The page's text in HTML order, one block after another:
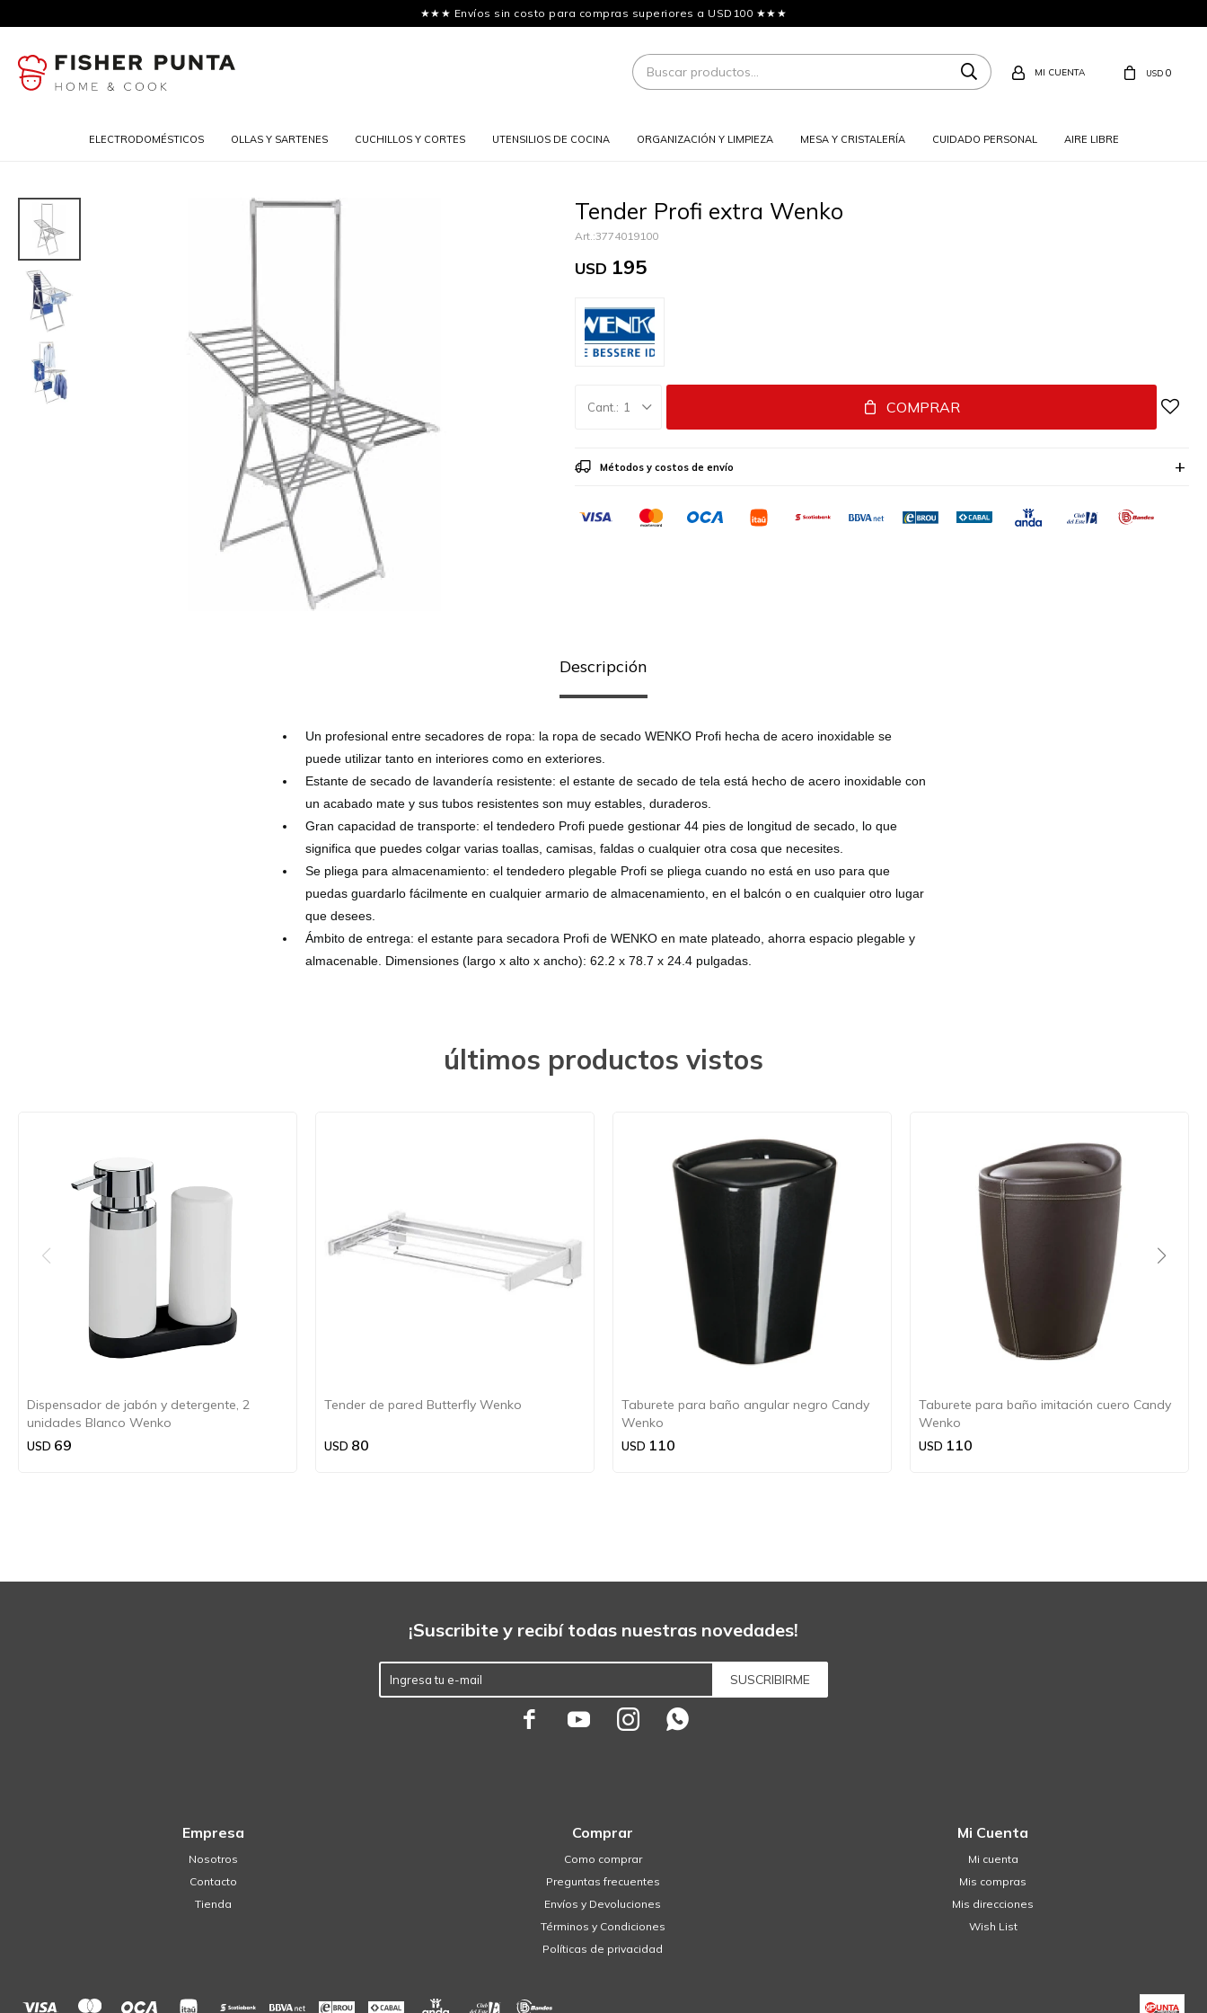
★★★ Envíos sin costo para compras superiores a USD100 ★★★
ELECTRODOMÉSTICOS OLLAS Y SARTENES CUCHILLOS Y CORTES UTENSILIOS DE COCINA ORGANIZACIÓN Y LIMPIEZA MESA Y CRISTALERÍA CUIDADO PERSONAL AIRE LIBRE
USD 0
Tender Profi extra Wenko
3774019100
USD 195
1 COMPRAR
Métodos y costos de envío
Descripción
Un profesional entre secadores de ropa: la ropa de secado WENKO Profi hecha de acero inoxidable se
puede utilizar tanto en interiores como en exteriores.
Estante de secado de lavandería resistente: el estante de secado de tela está hecho de acero inoxidable con
un acabado mate y sus tubos resistentes son muy estables, duraderos.
Gran capacidad de transporte: el tendedero Profi puede gestionar 44 pies de longitud de secado, lo que
significa que puedes colgar varias toallas, camisas, faldas o cualquier otra cosa que necesites.
Se pliega para almacenamiento: el tendedero plegable Profi se pliega cuando no está en uso para que
puedas guardarlo fácilmente en cualquier armario de almacenamiento, en el balcón o en cualquier otro lugar
que desees.
Ámbito de entrega: el estante para secadora Profi de WENKO en mate plateado, ahorra espacio plegable y
almacenable. Dimensiones (largo x alto x ancho): 62.2 x 78.7 x 24.4 pulgadas.
últimos productos vistos
Dispensador de jabón y detergente, 2
unidades Blanco Wenko
USD 69
Tender de pared Butterfly Wenko
USD 80
Taburete para baño angular negro Candy
Wenko
USD 110
Taburete para baño imitación cuero Candy
Wenko
USD 110
Empresa
Nosotros
Contacto
Tienda
Comprar
Como comprar
Preguntas frecuentes
Envíos y Devoluciones
Términos y Condiciones
Políticas de privacidad
Mi Cuenta
Mi cuenta
Mis compras
Mis direcciones
Wish List
¡Suscribite y recibí todas nuestras novedades!
SUSCRIBIRME
   